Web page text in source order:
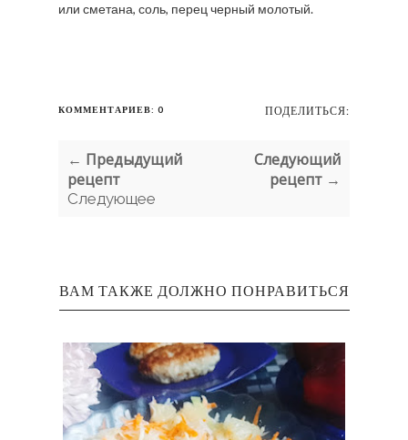
или сметана, соль, перец черный молотый.
КОММЕНТАРИЕВ: 0 ПОДЕЛИТЬСЯ:
← Предыдущий
рецепт
Следующее
Следующий
рецепт →
ВАМ ТАКЖЕ ДОЛЖНО ПОНРАВИТЬСЯ